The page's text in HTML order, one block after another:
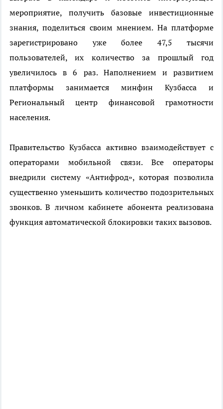
мероприятие, получить базовые инвестиционные
знания, поделиться своим мнением. На платформе
зарегистрировано уже более 47,5 тысячи
пользователей, их количество за прошлый год
увеличилось в 6 раз. Наполнением и развитием
платформы занимается минфин Кузбасса и
Региональный центр финансовой грамотности
населения.
Правительство Кузбасса активно взаимодействует с
операторами мобильной связи. Все операторы
внедрили систему «Антифрод», которая позволила
существенно уменьшить количество подозрительных
звонков. В личном кабинете абонента реализована
функция автоматической блокировки таких вызовов.